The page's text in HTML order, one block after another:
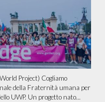
Project) Cogliamo
della Fraternità umana per
UWP. Un progetto nato...